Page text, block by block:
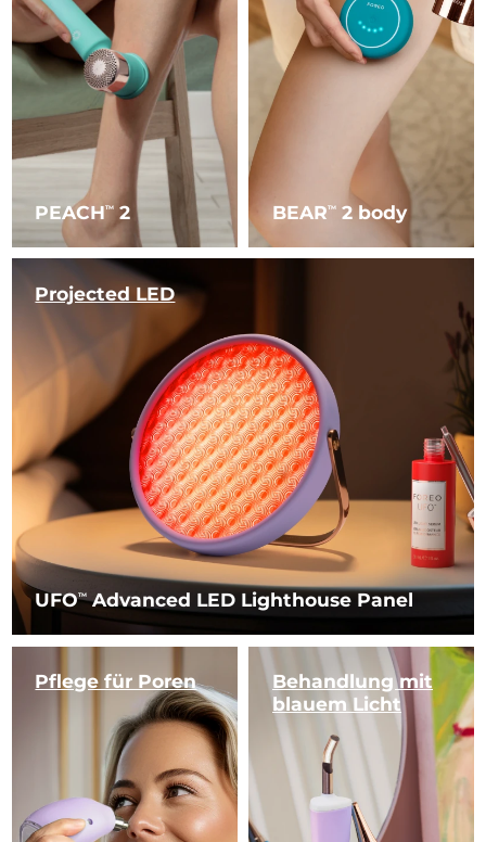
PEACHTM 2 BEARTM 2 body
UFOTMAdvanced LED Lighthouse Panel
Projected LED
Pflege für Poren Behandlungmit
blauem Licht